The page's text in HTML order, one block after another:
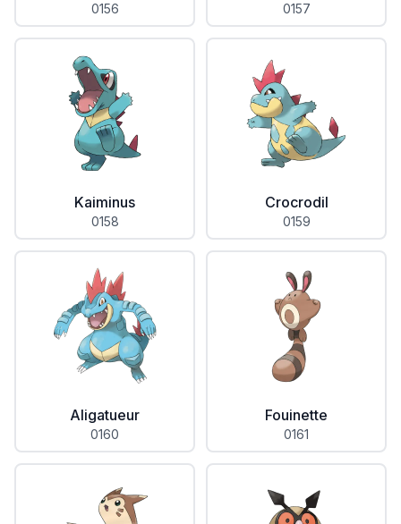
0156 0157
Kaiminus
0158
Crocrodil
0159
Aligatueur
0160
Fouinette
0161